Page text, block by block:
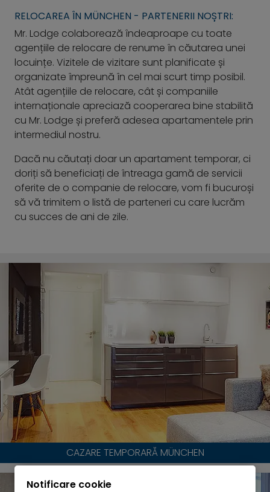
RELOCAREA ÎN MÜNCHEN - PARTENERII NOȘTRI:
Mr. Lodge colaborează îndeaproape cu toate
agențiile de relocare de renume în căutarea unei
locuințe. Vizitele de vizitare sunt planificate și
organizate împreună în cel mai scurt timp posibil.
Atât agențiile de relocare, cât și companiile
internaționale apreciază cooperarea bine stabilită
cu Mr. Lodge și preferă adesea apartamentele prin
intermediul nostru.
Dacă nu căutați doar un apartament temporar, ci
doriți să beneficiați de întreaga gamă de servicii
oferite de o companie de relocare, vom fi bucuroși
să vă trimitem o listă de parteneri cu care lucrăm
cu succes de ani de zile.
CAZARE TEMPORARĂ MÜNCHEN
Notificare cookie